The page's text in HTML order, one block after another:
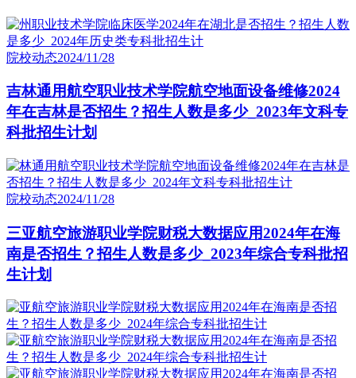
院校动态2024/11/28
吉林通用航空职业技术学院航空地面设备维修2024
年在吉林是否招生？招生人数是多少_2023年文科专
科批招生计划
院校动态2024/11/28
三亚航空旅游职业学院财税大数据应用2024年在海
南是否招生？招生人数是多少_2023年综合专科批招
生计划